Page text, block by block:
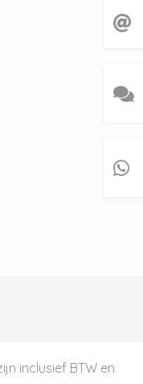
inclusief BTW en